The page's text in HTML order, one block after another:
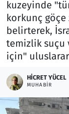
kuzeyinde
korkunç göçe
belirterek,
temizlik suçu
için"
HICRET YÜCEL
MUHABIR
Memur ve
Otomobil
Oyun
Ramazan